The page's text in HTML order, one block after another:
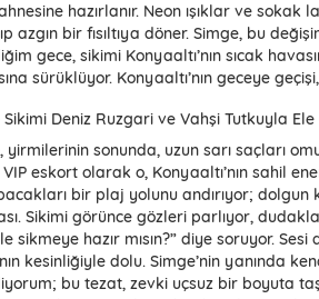
hazırlanır. Neon ışıklar ve
azgın bir fısıltıya döner. Simge, bu
gece, sikimi Konyaaltı’nın sıcak
sürüklüyor. Konyaaltı’nın geceye
Sikimi Deniz Ruzgari ve Vahşi Tutkuyla
yirmilerinin sonunda, uzun sarı saçları
VIP eskort olarak o, Konyaaltı’nın sahil
bir plaj yolunu andırıyor;
Sikimi görünce gözleri parlıyor,
sikmeye hazır mısın?” diye soruyor.
kesinliğiyle dolu. Simge’nin yanında
bu tezat, zevki uçsuz bir boyuta